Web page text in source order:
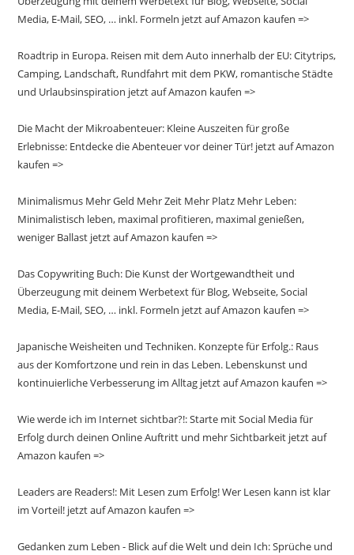
Media, E-Mail, SEO, … inkl. Formeln jetzt auf Amazon kaufen =>
Roadtrip in Europa. Reisen mit dem Auto innerhalb der EU: Citytrips,
Camping, Landschaft, Rundfahrt mit dem PKW, romantische Städte
und Urlaubsinspiration jetzt auf Amazon kaufen =>
Die Macht der Mikroabenteuer: Kleine Auszeiten für große
Erlebnisse: Entdecke die Abenteuer vor deiner Tür! jetzt auf Amazon
kaufen =>
Minimalismus Mehr Geld Mehr Zeit Mehr Platz Mehr Leben:
Minimalistisch leben, maximal profitieren, maximal genießen,
weniger Ballast jetzt auf Amazon kaufen =>
Das Copywriting Buch: Die Kunst der Wortgewandtheit und
Überzeugung mit deinem Werbetext für Blog, Webseite, Social
Media, E-Mail, SEO, … inkl. Formeln jetzt auf Amazon kaufen =>
Japanische Weisheiten und Techniken. Konzepte für Erfolg.: Raus
aus der Komfortzone und rein in das Leben. Lebenskunst und
kontinuierliche Verbesserung im Alltag jetzt auf Amazon kaufen =>
Wie werde ich im Internet sichtbar?!: Starte mit Social Media für
Erfolg durch deinen Online Auftritt und mehr Sichtbarkeit jetzt auf
Amazon kaufen =>
Leaders are Readers!: Mit Lesen zum Erfolg! Wer Lesen kann ist klar
im Vorteil! jetzt auf Amazon kaufen =>
Gedanken zum Leben - Blick auf die Welt und dein Ich: Sprüche und